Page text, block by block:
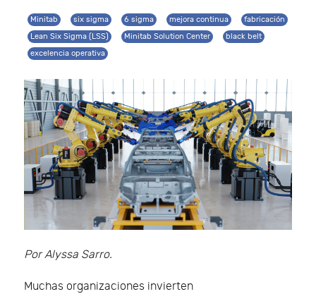
Minitab six sigma 6 sigma mejora continua
fabricación
Lean Six Sigma (LSS)
Minitab Solution Center
black belt
excelencia operativa
Por Alyssa Sarro.
Muchas organizaciones invierten